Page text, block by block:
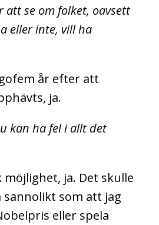
se om folket, oavsett
eller inte, vill ha
år efter att
ja.
kan ha fel i allt det
ja. Det skulle
som att jag
eller spela